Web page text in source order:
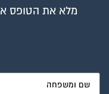
מלא את הטופס או